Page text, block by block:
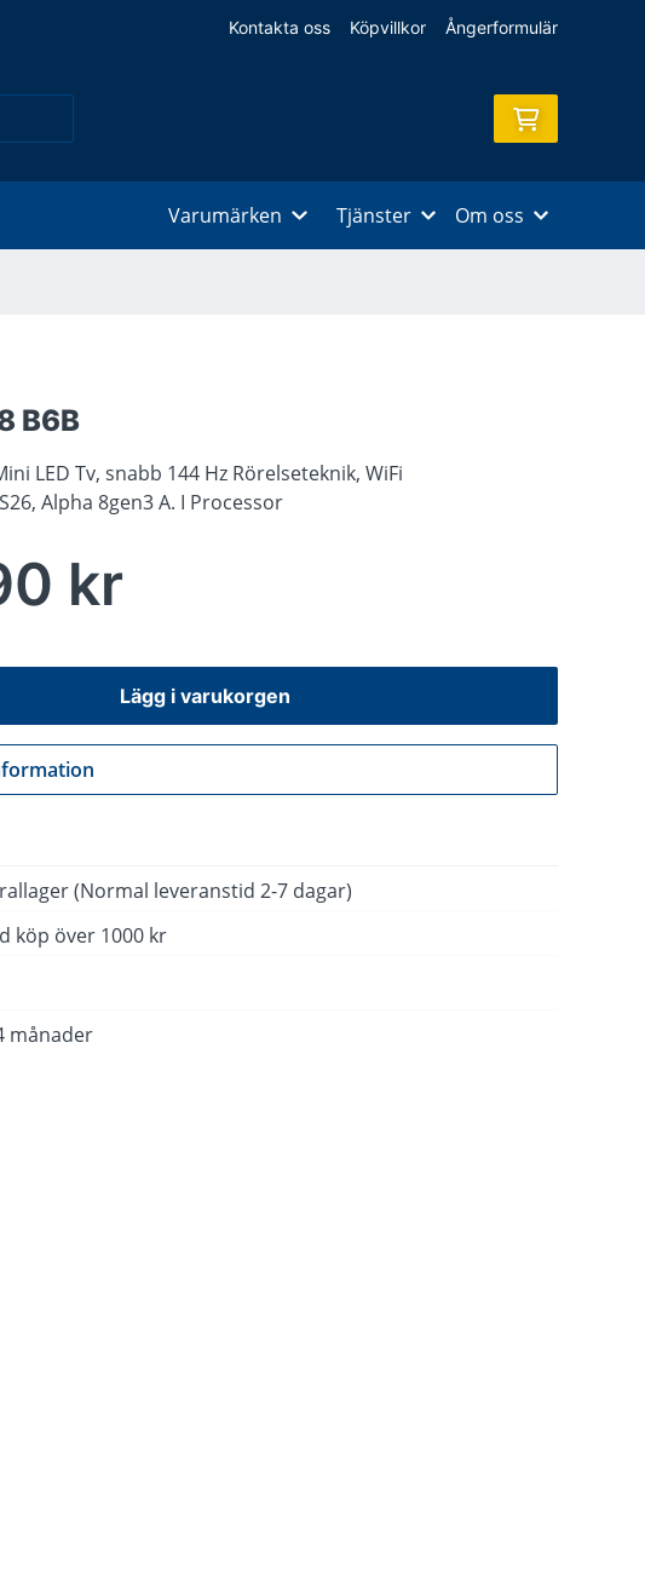
Kontakta oss Köpvillkor Ångerformulär
Varumärken Tjänster Om oss
B6B
LED Tv, snabb 144 Hz Rörelseteknik, WiFi
Alpha 8gen3 A. I Processor
kr
Lägg i varukorgen
(Normal leveranstid 2-7 dagar)
köp över 1000 kr
månader